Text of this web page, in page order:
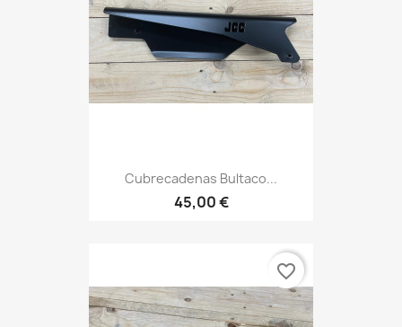
Cubrecadenas Bultaco...
45,00 €
favorite_border